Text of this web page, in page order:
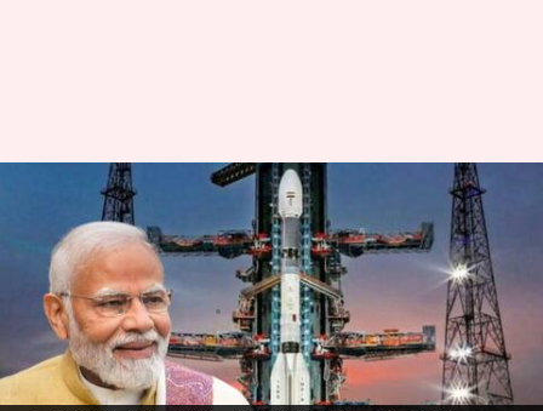
చంద్రయాన్-3 ప్రయోగానికి ప్రధాని
మోదీ హాజరవుతారా? ఇస్రో చీఫ్
సమాధానం ఇదే
వ్రాసిన వారు Stalin Jul 10, 2023 06:52 pm
ఈ వార్తాకథనం ఏంటి